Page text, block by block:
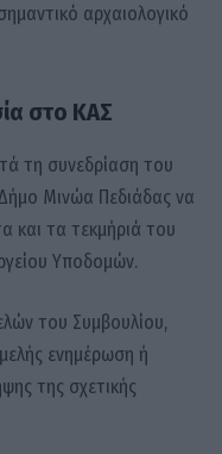
αρχαιολογικό
στο ΚΑΣ
τη συνεδρίαση του
Μινώα Πεδιάδας να
και τα τεκμήριά του
Υποδομών.
του Συμβουλίου,
ενημέρωση ή
της σχετικής